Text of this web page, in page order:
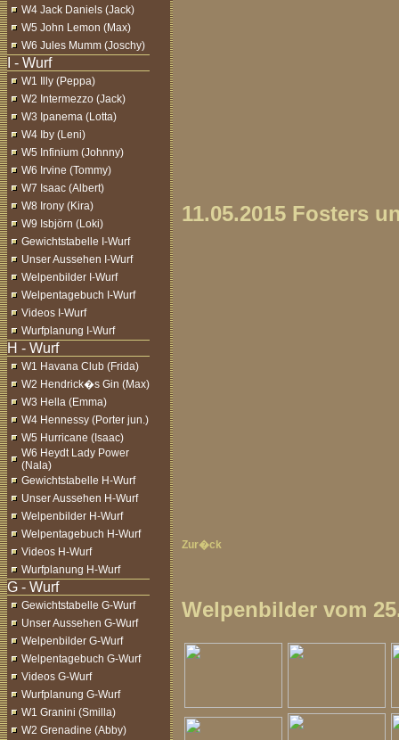
W4 Jack Daniels (Jack)
W5 John Lemon (Max)
W6 Jules Mumm (Joschy)
W1 Illy (Peppa)
W2 Intermezzo (Jack)
W3 Ipanema (Lotta)
W4 Iby (Leni)
W5 Infinium (Johnny)
W6 Irvine (Tommy)
W7 Isaac (Albert)
W8 Irony (Kira)
W9 Isbjörn (Loki)
Gewichtstabelle I-Wurf
Unser Aussehen I-Wurf
Welpenbilder I-Wurf
Welpentagebuch I-Wurf
Videos I-Wurf
Wurfplanung I-Wurf
W1 Havana Club (Frida)
W2 Hendrick�s Gin (Max)
W3 Hella (Emma)
W4 Hennessy (Porter jun.)
W5 Hurricane (Isaac)
W6 Heydt Lady Power
(Nala)
Gewichtstabelle H-Wurf
Unser Aussehen H-Wurf
Welpenbilder H-Wurf
Welpentagebuch H-Wurf
Videos H-Wurf
Wurfplanung H-Wurf
Gewichtstabelle G-Wurf
Unser Aussehen G-Wurf
Welpenbilder G-Wurf
Welpentagebuch G-Wurf
Videos G-Wurf
Wurfplanung G-Wurf
W1 Granini (Smilla)
W2 Grenadine (Abby)
11.05.2015 Fosters
Zur�ck
Welpenbilder vom